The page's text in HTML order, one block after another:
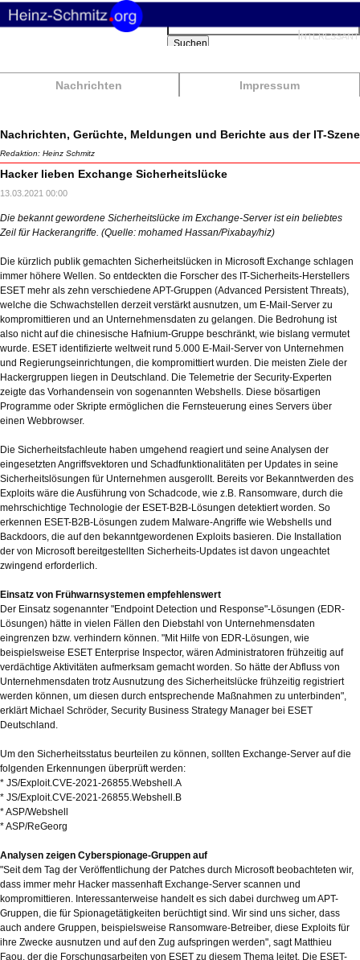
Nachrichten Impressum
Suchbegriffe
Suchen
Nachrichten, Gerüchte, Meldungen und Berichte aus der IT-Szene
Redaktion: Heinz Schmitz
Hacker lieben Exchange Sicherheitslücke
13.03.2021 00:00
Die bekannt gewordene Sicherheitslücke im Exchange-Server ist ein beliebtes
Zeil für Hackerangriffe. (Quelle: mohamed Hassan/Pixabay/hiz)
Die kürzlich publik gemachten Sicherheitslücken in Microsoft Exchange schlagen
immer höhere Wellen. So entdeckten die Forscher des IT-Sicherheits-Herstellers
ESET mehr als zehn verschiedene APT-Gruppen (Advanced Persistent Threats),
welche die Schwachstellen derzeit verstärkt ausnutzen, um E-Mail-Server zu
kompromittieren und an Unternehmensdaten zu gelangen. Die Bedrohung ist
also nicht auf die chinesische Hafnium-Gruppe beschränkt, wie bislang vermutet
wurde. ESET identifizierte weltweit rund 5.000 E-Mail-Server von Unternehmen
und Regierungseinrichtungen, die kompromittiert wurden. Die meisten Ziele der
Hackergruppen liegen in Deutschland. Die Telemetrie der Security-Experten
zeigte das Vorhandensein von sogenannten Webshells. Diese bösartigen
Programme oder Skripte ermöglichen die Fernsteuerung eines Servers über
einen Webbrowser.
Die Sicherheitsfachleute haben umgehend reagiert und seine Analysen der
eingesetzten Angriffsvektoren und Schadfunktionalitäten per Updates in seine
Sicherheitslösungen für Unternehmen ausgerollt. Bereits vor Bekanntwerden des
Exploits wäre die Ausführung von Schadcode, wie z.B. Ransomware, durch die
mehrschichtige Technologie der ESET-B2B-Lösungen detektiert worden. So
erkennen ESET-B2B-Lösungen zudem Malware-Angriffe wie Webshells und
Backdoors, die auf den bekanntgewordenen Exploits basieren. Die Installation
der von Microsoft bereitgestellten Sicherheits-Updates ist davon ungeachtet
zwingend erforderlich.
Einsatz von Frühwarnsystemen empfehlenswert
Der Einsatz sogenannter "Endpoint Detection und Response"-Lösungen (EDR-
Lösungen) hätte in vielen Fällen den Diebstahl von Unternehmensdaten
eingrenzen bzw. verhindern können. "Mit Hilfe von EDR-Lösungen, wie
beispielsweise ESET Enterprise Inspector, wären Administratoren frühzeitig auf
verdächtige Aktivitäten aufmerksam gemacht worden. So hätte der Abfluss von
Unternehmensdaten trotz Ausnutzung des Sicherheitslücke frühzeitig registriert
werden können, um diesen durch entsprechende Maßnahmen zu unterbinden",
erklärt Michael Schröder, Security Business Strategy Manager bei ESET
Deutschland.
Um den Sicherheitsstatus beurteilen zu können, sollten Exchange-Server auf die
folgenden Erkennungen überprüft werden:
* JS/Exploit.CVE-2021-26855.Webshell.A
* JS/Exploit.CVE-2021-26855.Webshell.B
* ASP/Webshell
* ASP/ReGeorg
Analysen zeigen Cyberspionage-Gruppen auf
"Seit dem Tag der Veröffentlichung der Patches durch Microsoft beobachteten wir,
dass immer mehr Hacker massenhaft Exchange-Server scannen und
kompromittieren. Interessanterweise handelt es sich dabei durchweg um APT-
Gruppen, die für Spionagetätigkeiten berüchtigt sind. Wir sind uns sicher, dass
auch andere Gruppen, beispielsweise Ransomware-Betreiber, diese Exploits für
ihre Zwecke ausnutzen und auf den Zug aufspringen werden", sagt Matthieu
Faou, der die Forschungsarbeiten von ESET zu diesem Thema leitet. Die ESET-